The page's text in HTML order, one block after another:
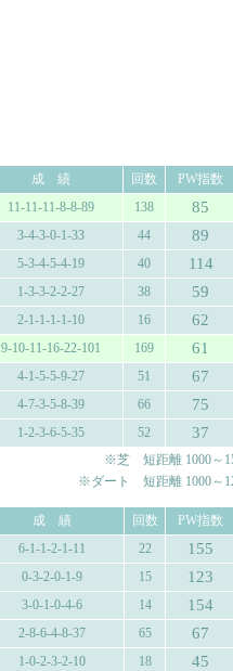
成 績 回数
PW指数
11-11-11-8-8-89 138 85
3-4-3-0-1-33 44 89
5-3-4-5-4-19 40 114
1-3-3-2-2-27 38 59
2-1-1-1-1-10 16 62
9-10-11-16-22-101 169 61
4-1-5-5-9-27 51 67
4-7-3-5-8-39 66 75
1-2-3-6-5-35 52 37
※芝 短距離 1000～
※ダート 短距離 1000～
成 績 回数
PW指数
6-1-1-2-1-11 22 155
0-3-2-0-1-9 15 123
3-0-1-0-4-6 14 154
2-8-6-4-8-37 65 67
1-0-2-3-2-10 18 45